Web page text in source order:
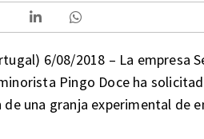
6/08/2018 – La empresa
Pingo Doce ha
de una granja experimental de